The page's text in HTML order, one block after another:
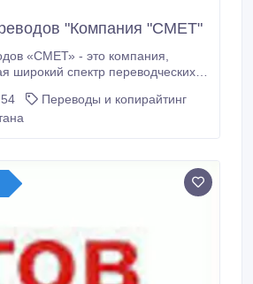
"Компания "СМЕТ"
- это компания,
широкий спектр переводческих
оказываются услуги на
Переводы и копирайтинг